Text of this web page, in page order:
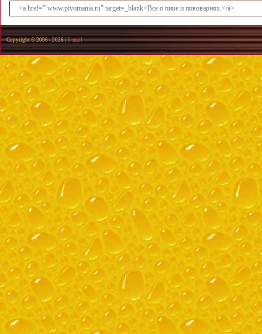
<a href=” www.pivomania.ru” target=_blank>Все о пиве и пивоварнях.</a>
Copyright © 2006 -2026 |E-mail